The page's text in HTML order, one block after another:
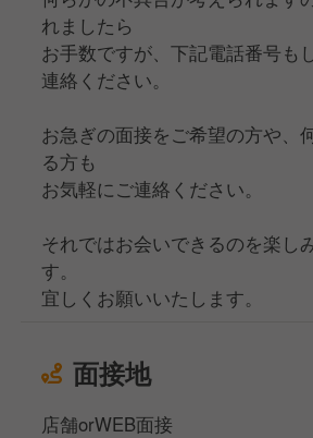
れましたら
お手数ですが、下記電話番号も
連絡ください。
お急ぎの面接をご希望の方や、
る方も
お気軽にご連絡ください。
それではお会いできるのを楽し
す。
宜しくお願いいたします。
面接地
店舗orWEB面接